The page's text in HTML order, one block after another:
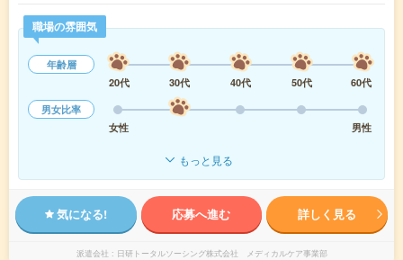
職場の雰囲気
年齢層
20代
30代 40代 50代
60代
男女比率
女性
男性
もっと見る
気になる! 応募へ進む 詳しく見る
派遣会社 日研トータルソーシング株式会社 メディカルケア事業部